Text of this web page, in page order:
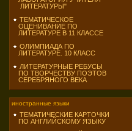
ЛИТЕРАТУРЫ"
ТЕМАТИЧЕСКОЕ
ОЦЕНИВАНИЕ ПО
ЛИТЕРАТУРЕ В 11 КЛАССЕ
ОЛИМПИАДА ПО
ЛИТЕРАТУРЕ. 10 КЛАСС
ЛИТЕРАТУРНЫЕ РЕБУСЫ
ПО ТВОРЧЕСТВУ ПОЭТОВ
СЕРЕБРЯНОГО ВЕКА
иностранные языки
ТЕМАТИЧЕСКИЕ КАРТОЧКИ
ПО АНГЛИЙСКОМУ ЯЗЫКУ